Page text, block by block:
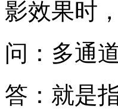
影效果时
问：多通
答：就是